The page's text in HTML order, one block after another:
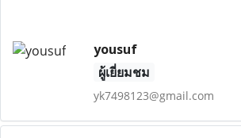
yousuf
ผู้เยี่ยมชม
yk7498123@gmail.com